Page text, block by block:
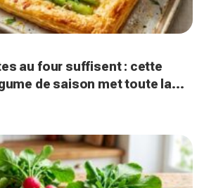
au four suffisent : cette
de saison met toute la